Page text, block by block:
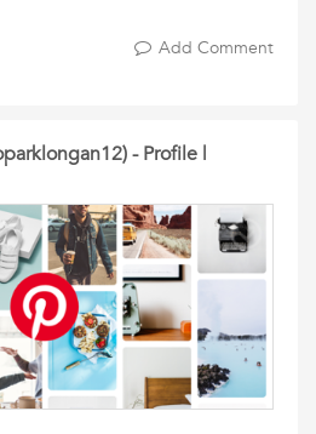
Add Comment
- Profile |